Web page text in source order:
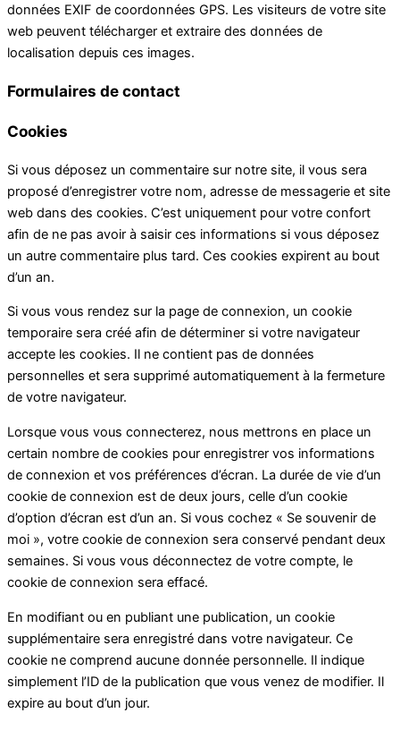
données EXIF de coordonnées GPS. Les visiteurs de votre site
web peuvent télécharger et extraire des données de
localisation depuis ces images.
Formulaires de contact
Cookies
Si vous déposez un commentaire sur notre site, il vous sera
proposé d’enregistrer votre nom, adresse de messagerie et site
web dans des cookies. C’est uniquement pour votre confort
afin de ne pas avoir à saisir ces informations si vous déposez
un autre commentaire plus tard. Ces cookies expirent au bout
d’un an.
Si vous vous rendez sur la page de connexion, un cookie
temporaire sera créé afin de déterminer si votre navigateur
accepte les cookies. Il ne contient pas de données
personnelles et sera supprimé automatiquement à la fermeture
de votre navigateur.
Lorsque vous vous connecterez, nous mettrons en place un
certain nombre de cookies pour enregistrer vos informations
de connexion et vos préférences d’écran. La durée de vie d’un
cookie de connexion est de deux jours, celle d’un cookie
d’option d’écran est d’un an. Si vous cochez « Se souvenir de
moi », votre cookie de connexion sera conservé pendant deux
semaines. Si vous vous déconnectez de votre compte, le
cookie de connexion sera effacé.
En modifiant ou en publiant une publication, un cookie
supplémentaire sera enregistré dans votre navigateur. Ce
cookie ne comprend aucune donnée personnelle. Il indique
simplement l’ID de la publication que vous venez de modifier. Il
expire au bout d’un jour.